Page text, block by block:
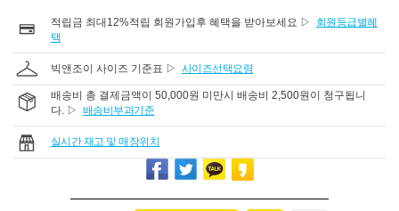
적립금 최대12%적립 회원가입후 혜택을 받아보세요 ▷
회원등급별혜
택
빅앤조이 사이즈 기준표 ▷ 사이즈선택요령
배송비 총 결제금액이 50,000원 미만시 배송비 2,500원이 청구됩니
다. ▷ 배송비부과기준
실시간 재고 및 매장위치